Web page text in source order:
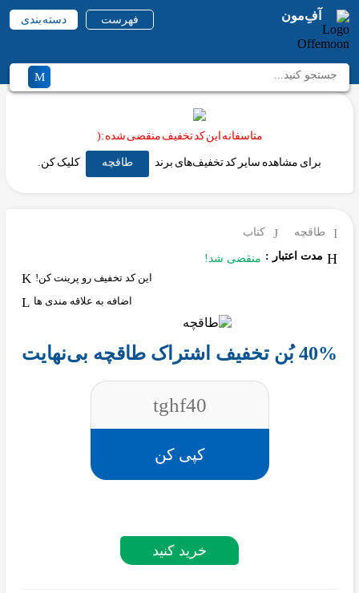
آفِ‌مون فهرست دسته بندی
متاسفانه این کد تخفیف منقضی شده :(
برای مشاهده سایر کد تخفیف‌های برند طاقچه کلیک کن.
طاقچه
کتاب
مدت اعتبار : منقضی شد!
این کد تخفیف رو پرینت کن!
اضافه به علاقه مندی ها
40% بُن تخفیف اشتراک طاقچه بی‌نهایت
tghf40
کپی کن
خرید کنید